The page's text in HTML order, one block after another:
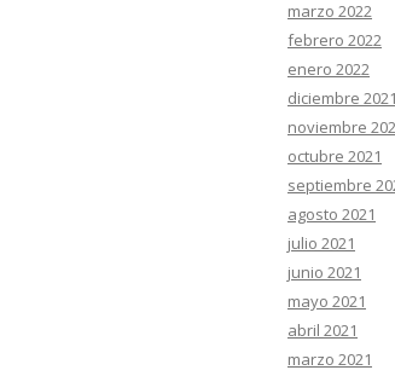
marzo 2022
febrero 2022
enero 2022
diciembre 2021
noviembre
octubre 2021
septiembre
agosto 2021
julio 2021
junio 2021
mayo 2021
abril 2021
marzo 2021